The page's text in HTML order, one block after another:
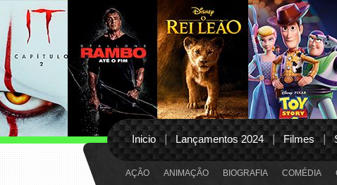
Inicio Lançamentos 2024 Filmes
AÇÃO ANIMAÇÃO BIOGRAFIA COMÉDIA